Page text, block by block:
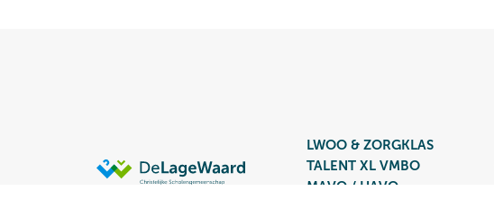
LWOO & ZORGKLAS
TALENT XL VMBO
MAVO / HAVO